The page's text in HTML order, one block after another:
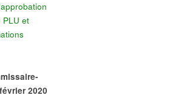
PLU et
2020